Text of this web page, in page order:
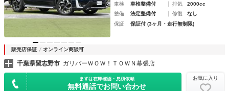
車検
車検整備付 排気
2000cc
整備
法定整備付 修復
なし
保証
保証付 (3ヶ月・走行無制限)
販売店保証 オンライン商談可
千葉県習志野市 ガリバーＷＯＷ！ＴＯＷＮ幕張店
まずは在庫確認・見積依頼
無料通話でお問い合わせ
お気に入り